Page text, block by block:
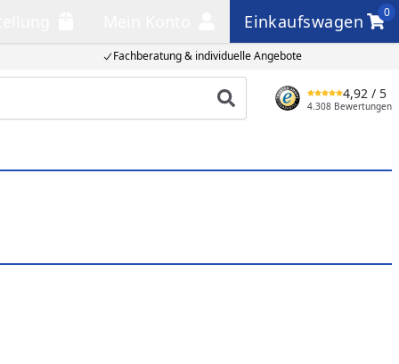
Fachberatung & individuelle Angebote
Einkaufswagen
0
Einkaufswagen
Produkt suchen
4,92 / 5
4.308 Bewertungen